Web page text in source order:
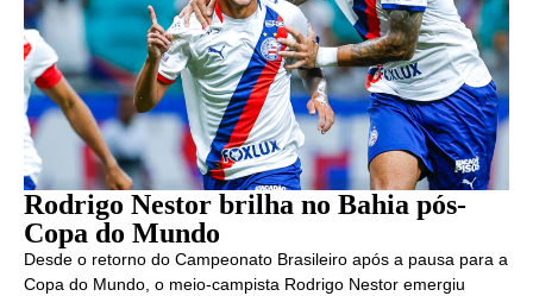
Rodrigo Nestor brilha no Bahia pós-
Copa do Mundo
Desde o retorno do Campeonato Brasileiro após a pausa para a
Copa do Mundo, o meio-campista Rodrigo Nestor emergiu